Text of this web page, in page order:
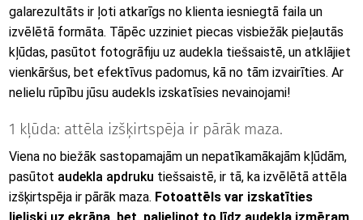
galarezultāts ir ļoti atkarīgs no klienta iesniegtā faila un
izvēlētā formāta. Tāpēc uzziniet piecas visbiežāk pieļautās
kļūdas, pasūtot fotogrāfiju uz audekla tiešsaistē, un atklājiet
vienkāršus, bet efektīvus padomus, kā no tām izvairīties. Ar
nelielu rūpību jūsu audekls izskatīsies nevainojami!
1 kļūda: attēla izšķirtspēja ir pārāk maza.
Viena no biežāk sastopamajām un nepatīkamākajām kļūdām,
pasūtot audekla apdruku tiešsaistē, ir tā, ka izvēlētā attēla
izšķirtspēja ir pārāk maza. Fotoattēls var izskatīties